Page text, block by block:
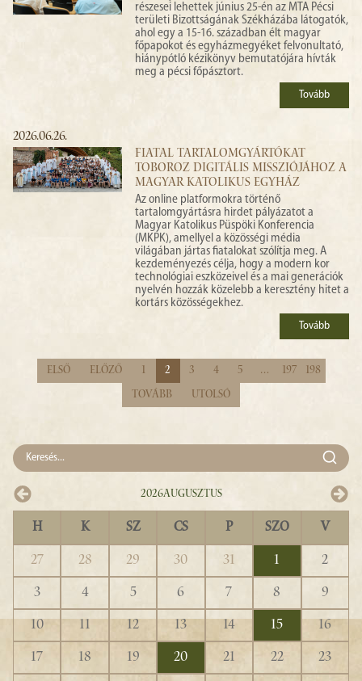
részesei lehettek június 25-én az MTA Pécsi
területi Bizottságának Székházába látogatók,
ahol egy a 15-16. században élt magyar
főpapokot és egyházmegyéket felvonultató,
hiánypótló kézikönyv bemutatójára hívták
meg a pécsi főpásztort.
Tovább
2026.06.26.
FIATAL TARTALOMGYÁRTÓKAT
TOBOROZ DIGITÁLIS MISSZIÓJÁHOZ A
MAGYAR KATOLIKUS EGYHÁZ
Az online platformokra történő
tartalomgyártásra hirdet pályázatot a
Magyar Katolikus Püspöki Konferencia
(MKPK), amellyel a közösségi média
világában jártas fiatalokat szólítja meg. A
kezdeményezés célja, hogy a modern kor
technológiai eszközeivel és a mai generációk
nyelvén hozzák közelebb a keresztény hitet a
kortárs közösségekhez.
Tovább
Első Előző 1 2 3 4 5 … 197
198
Tovább
Utolsó
2026Augusztus
H K SZ CS P SZO V
27 28 29 30 31 1
2
3
4 5 6 7 8
9
10
11 12 13 14 15
16
17
18 19 20 21 22
23